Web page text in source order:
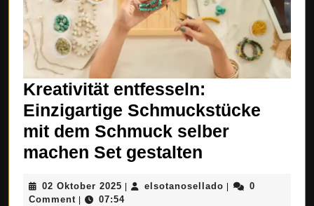
Kreativität entfesseln:
Einzigartige Schmuckstücke
mit dem Schmuck selber
machen Set gestalten
Einzigartige
02 Oktober 2025 02
Oktober
elsotanosellado elsotanosellado
0
Comment
07:54